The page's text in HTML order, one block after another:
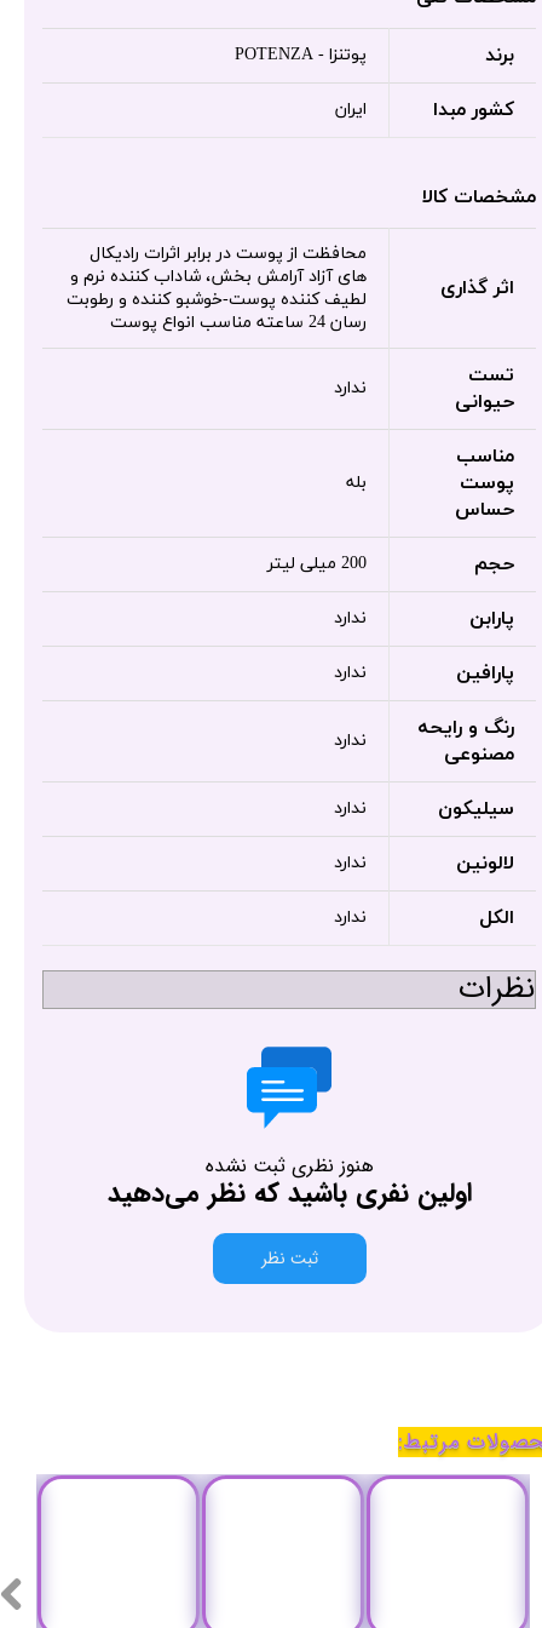
برند پوتنزا - POTENZA
کشور مبدا ایران
مشخصات کالا
اثر گذاری
محافظت از پوست در برابر اثرات رادیکال
های آزاد آرامش بخش، شاداب کننده نرم و
لطیف کننده پوست-خوشبو کننده و رطوبت
رسان 24 ساعته مناسب انواع پوست
تست
حیوانی
ندارد
مناسب
پوست
حساس
بله
حجم 200 میلی لیتر
پارابن ندارد
پارافین ندارد
رنگ و رایحه
مصنوعی
ندارد
سیلیکون ندارد
لالونین ندارد
الکل ندارد
نظرات
هنوز نظری ثبت نشده
اولین نفری باشید که نظر می‌دهید
ثبت نظر
مرتبط: